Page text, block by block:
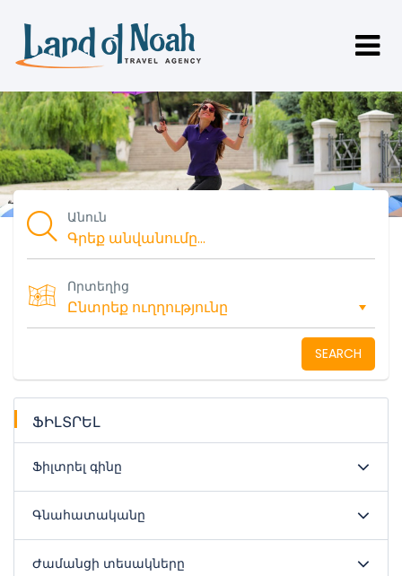
Անուն
Որտեղից
SEARCH
ՖԻԼՏՐԵԼ
Ֆիլտրել գինը
Գնահատականը
Ժամանցի տեսակները